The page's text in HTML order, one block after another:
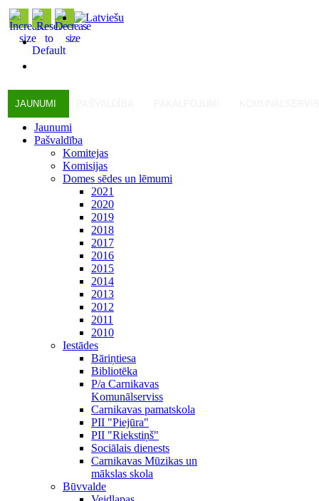
JAUNUMI
Jaunumi
Pašvaldība
Komitejas
Komisijas
Domes sēdes un lēmumi
2021
2020
2019
2018
2017
2016
2015
2014
2013
2012
2011
2010
Iestādes
Bāriņtiesa
Bibliotēka
P/a Carnikavas
Komunālserviss
Carnikavas pamatskola
PII "Piejūra"
PII "Riekstiņš"
Sociālais dienests
Carnikavas Mūzikas un
mākslas skola
Būvvalde